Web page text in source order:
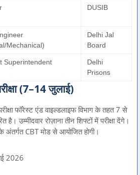
DUSIB
Mechanical)
Delhi Jal
Board
Superintendent
Delhi
Prisons
(7–14 जुलाई)
फॉरेस्ट एंड वाइल्डलाइफ विभाग के तहत 7 से
उम्मीदवार रोज़ाना तीन शिफ्टों में परीक्षा देंगे।
अंतर्गत CBT मोड से आयोजित होगी।
2026